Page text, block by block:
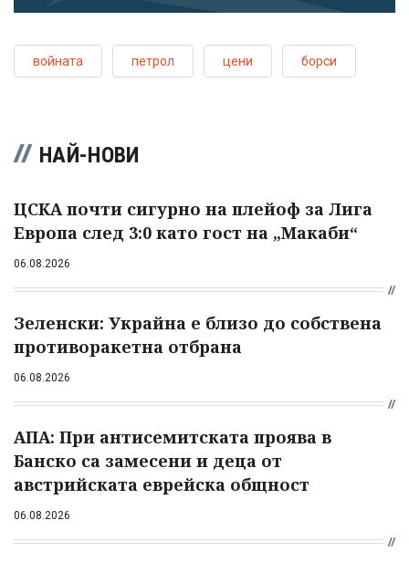
войната петрол цени борси
НАЙ-НОВИ
ЦСКА почти сигурно на плейоф за Лига
Европа след 3:0 като гост на „Макаби“
06.08.2026
Зеленски: Украйна е близо до собствена
противоракетна отбрана
06.08.2026
АПА: При антисемитската проява в
Банско са замесени и деца от
австрийската еврейска общност
06.08.2026